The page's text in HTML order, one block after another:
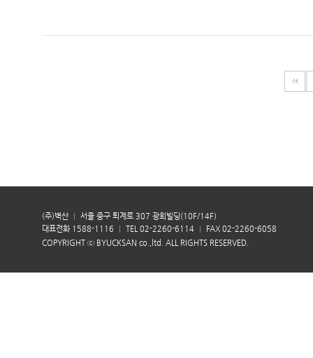
(주)벽산
서울 중구 퇴계로 307 광희빌딩(10F/14F)
대표전화 1588-1116
TEL 02-2260-6114
FAX 02-2260-6058
COPYRIGHT ⓒ BYUCKSAN co.,ltd. ALL RIGHTS RESERVED.